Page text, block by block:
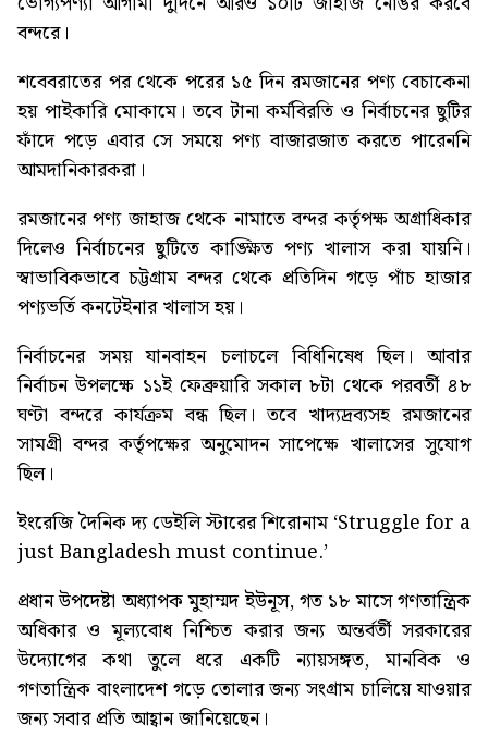
বন্দরে।
শবেবরাতের পর থেকে পরের ১৫ দিন রমজানের পণ্য বেচাকেনা
হয় পাইকারি মোকামে। তবে টানা কর্মবিরতি ও নির্বাচনের ছুটির
ফাঁদে পড়ে এবার সে সময়ে পণ্য বাজারজাত করতে পারেননি
আমদানিকারকরা।
রমজানের পণ্য জাহাজ থেকে নামাতে বন্দর কর্তৃপক্ষ অগ্রাধিকার
দিলেও নির্বাচনের ছুটিতে কাঙ্ক্ষিত পণ্য খালাস করা যায়নি।
স্বাভাবিকভাবে চট্টগ্রাম বন্দর থেকে প্রতিদিন গড়ে পাঁচ হাজার
পণ্যভর্তি কনটেইনার খালাস হয়।
নির্বাচনের সময় যানবাহন চলাচলে বিধিনিষেধ ছিল। আবার
নির্বাচন উপলক্ষে ১১ই ফেব্রুয়ারি সকাল ৮টা থেকে পরবর্তী ৪৮
ঘণ্টা বন্দরে কার্যক্রম বন্ধ ছিল। তবে খাদ্যদ্রব্যসহ রমজানের
সামগ্রী বন্দর কর্তৃপক্ষের অনুমোদন সাপেক্ষে খালাসের সুযোগ
ছিল।
ইংরেজি দৈনিক দ্য ডেইলি স্টারের শিরোনাম ‘Struggle for a
just Bangladesh must continue.’
প্রধান উপদেষ্টা অধ্যাপক মুহাম্মদ ইউনূস, গত ১৮ মাসে গণতান্ত্রিক
অধিকার ও মূল্যবোধ নিশ্চিত করার জন্য অন্তর্বর্তী সরকারের
উদ্যোগের কথা তুলে ধরে একটি ন্যায়সঙ্গত, মানবিক ও
গণতান্ত্রিক বাংলাদেশ গড়ে তোলার জন্য সংগ্রাম চালিয়ে যাওয়ার
জন্য সবার প্রতি আহ্বান জানিয়েছেন।